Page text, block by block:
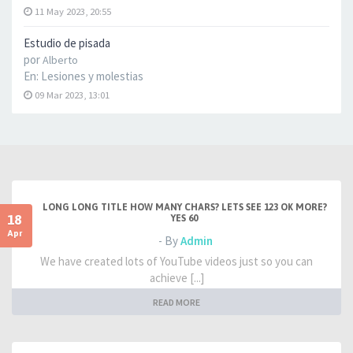
11 May 2023, 20:55
Estudio de pisada
porAlberto
En: Lesiones y molestias
09 Mar 2023, 13:01
18
Apr
LONG LONG TITLE HOW MANY CHARS? LETS SEE 123 OK MORE?
YES 60
- ByAdmin
We have created lots of YouTube videos just so you can
achieve [...]
READ MORE